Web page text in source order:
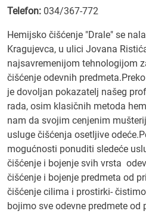
Telefon: 034/367-772
Hemijsko čišćenje "Drale" se
Kragujevca, u ulici Jovana
najsavremenijom tehnologijom
čišćenje odevnih
je dovoljan pokazatelj našeg
rada, osim klasičnih metoda
nam da svojim cenjenim
usluge čišćenja osetljive
mogućnosti ponuditi sledeće
čišćenje i bojenje svih vrsta
čišćenje i bojenje predmeta od
čišćenje cilima i prostirki-
bojimo sve odevne predmete